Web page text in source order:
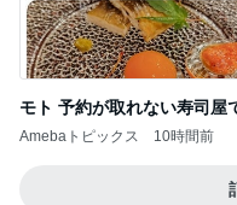
モト 予約が取れない寿司屋
Amebaトピックス 10時間前